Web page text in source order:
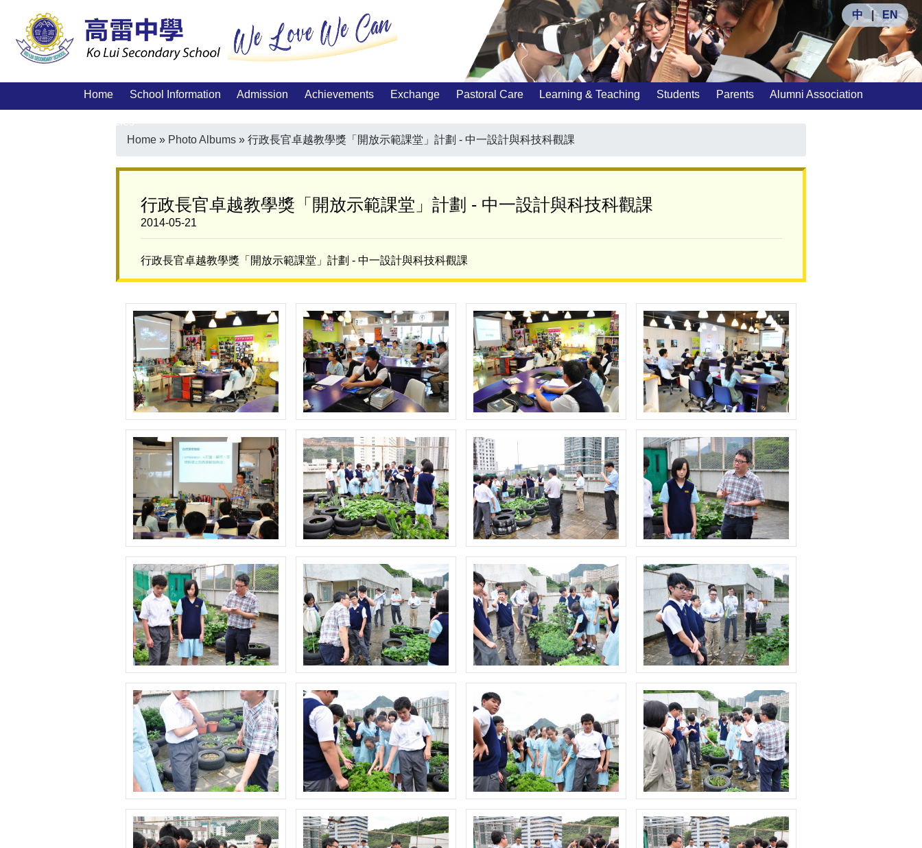
中 | EN
Home School Information Admission Achievements Exchange Pastoral Care Learning & Teaching Students Parents Alumni Association
Home » Photo Albums »行政長官卓越教學獎「開放示範課堂」計劃 - 中一設計與科技科觀課
行政長官卓越教學獎「開放示範課堂」計劃 - 中一設計與科技科觀課
2014-05-21
行政長官卓越教學獎「開放示範課堂」計劃 - 中一設計與科技科觀課